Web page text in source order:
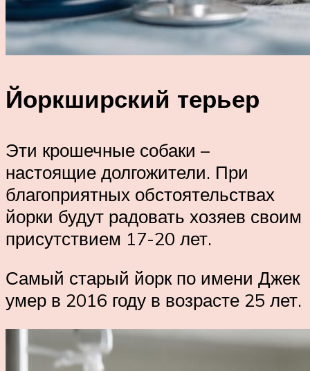
Йоркширский терьер
Эти крошечные собаки –
настоящие долгожители. При
благоприятных обстоятельствах
йорки будут радовать хозяев своим
присутствием 17-20 лет.
Самый старый йорк по имени Джек
умер в 2016 году в возрасте 25 лет.